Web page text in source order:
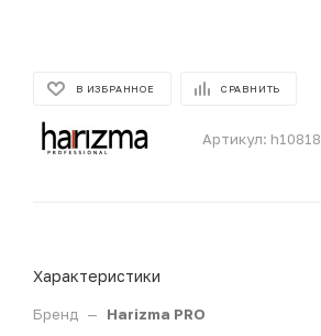
В ИЗБРАННОЕ СРАВНИТЬ
Артикул: h10818
Характеристики
Бренд — Harizma PRO